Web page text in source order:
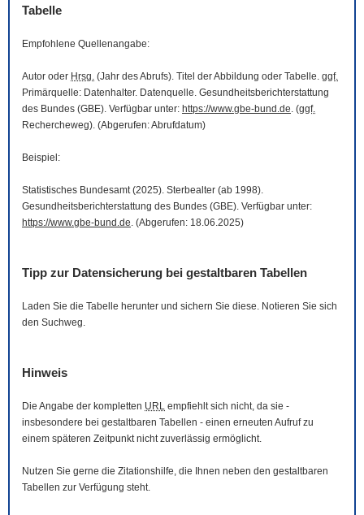
Tabelle
Empfohlene Quellenangabe:
Autor oder Hrsg. (Jahr des Abrufs). Titel der Abbildung oder Tabelle. ggf.
Primärquelle: Datenhalter. Datenquelle. Gesundheitsberichterstattung
des Bundes (GBE). Verfügbar unter: https://www.gbe-bund.de. (ggf.
Rechercheweg). (Abgerufen: Abrufdatum)
Beispiel:
Statistisches Bundesamt (2025). Sterbealter (ab 1998).
Gesundheitsberichterstattung des Bundes (GBE). Verfügbar unter:
https://www.gbe-bund.de. (Abgerufen: 18.06.2025)
Tipp zur Datensicherung bei gestaltbaren Tabellen
Laden Sie die Tabelle herunter und sichern Sie diese. Notieren Sie sich
den Suchweg.
Hinweis
Die Angabe der kompletten URL empfiehlt sich nicht, da sie -
insbesondere bei gestaltbaren Tabellen - einen erneuten Aufruf zu
einem späteren Zeitpunkt nicht zuverlässig ermöglicht.
Nutzen Sie gerne die Zitationshilfe, die Ihnen neben den gestaltbaren
Tabellen zur Verfügung steht.